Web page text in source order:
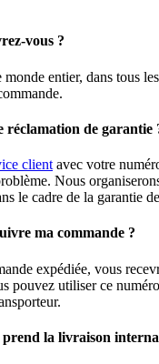
vous ?
entier, dans tous
réclamation de garantie
client avec votre
Nous
le cadre de la garantie
ma commande ?
expédiée, vous
pouvez utiliser ce
prend la livraison